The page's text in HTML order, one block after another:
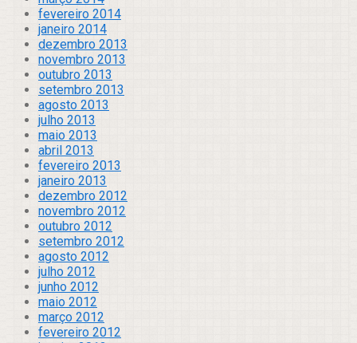
fevereiro 2014
janeiro 2014
dezembro 2013
novembro 2013
outubro 2013
setembro 2013
agosto 2013
julho 2013
maio 2013
abril 2013
fevereiro 2013
janeiro 2013
dezembro 2012
novembro 2012
outubro 2012
setembro 2012
agosto 2012
julho 2012
junho 2012
maio 2012
março 2012
fevereiro 2012